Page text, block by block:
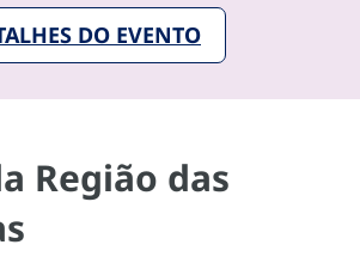
DO EVENTO
Região das